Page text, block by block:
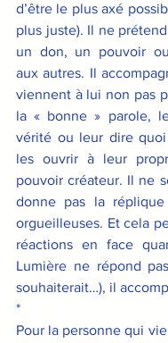
d’être le plus axé
plus juste). Il ne
un don, un pouvoir
aux autres. Il
viennent à lui non pas
la « bonne » parole,
vérité ou leur dire
les ouvrir à leur
pouvoir créateur. Il ne
donne pas la réplique
orgueilleuses. Et cela
réactions en face
Lumière ne répond
souhaiterait…), il
*
Pour la personne qui